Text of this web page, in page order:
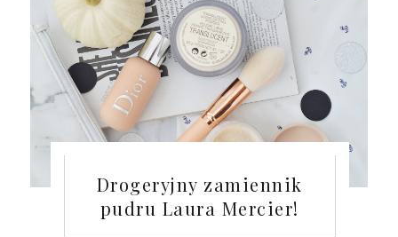
Drogeryjny zamiennik
pudru Laura Mercier!